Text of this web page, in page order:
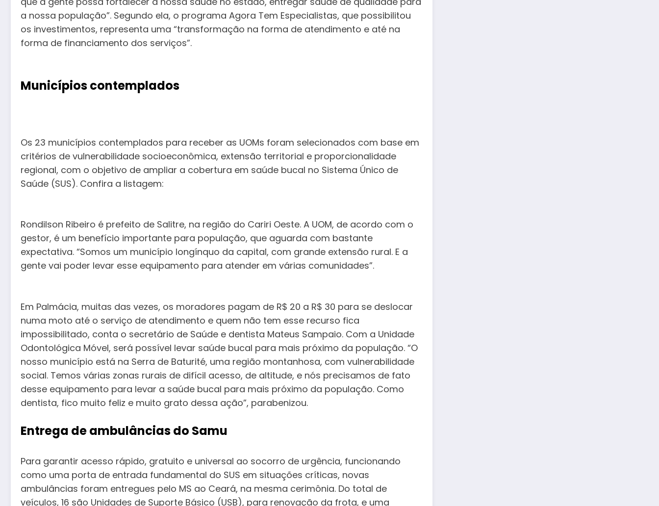
a nossa população”. Segundo ela, o programa Agora Tem Especialistas, que possibilitou
os investimentos, representa uma “transformação na forma de atendimento e até na
forma de financiamento dos serviços”.
Municípios contemplados
Os 23 municípios contemplados para receber as UOMs foram selecionados com base em
critérios de vulnerabilidade socioeconômica, extensão territorial e proporcionalidade
regional, com o objetivo de ampliar a cobertura em saúde bucal no Sistema Único de
Saúde (SUS). Confira a listagem:
Rondilson Ribeiro é prefeito de Salitre, na região do Cariri Oeste. A UOM, de acordo com o
gestor, é um benefício importante para população, que aguarda com bastante
expectativa. “Somos um município longínquo da capital, com grande extensão rural. E a
gente vai poder levar esse equipamento para atender em várias comunidades”.
Em Palmácia, muitas das vezes, os moradores pagam de R$ 20 a R$ 30 para se deslocar
numa moto até o serviço de atendimento e quem não tem esse recurso fica
impossibilitado, conta o secretário de Saúde e dentista Mateus Sampaio. Com a Unidade
Odontológica Móvel, será possível levar saúde bucal para mais próximo da população. “O
nosso município está na Serra de Baturité, uma região montanhosa, com vulnerabilidade
social. Temos várias zonas rurais de difícil acesso, de altitude, e nós precisamos de fato
desse equipamento para levar a saúde bucal para mais próximo da população. Como
dentista, fico muito feliz e muito grato dessa ação”, parabenizou.
Entrega de ambulâncias do Samu
Para garantir acesso rápido, gratuito e universal ao socorro de urgência, funcionando
como uma porta de entrada fundamental do SUS em situações críticas, novas
ambulâncias foram entregues pelo MS ao Ceará, na mesma cerimônia. Do total de
veículos, 16 são Unidades de Suporte Básico (USB), para renovação da frota, e uma